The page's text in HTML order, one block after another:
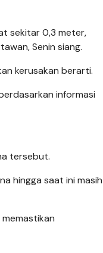
sekitar 0,3 meter,
Senin siang.
kerusakan berarti.
informasi
tersebut.
hingga saat ini masih